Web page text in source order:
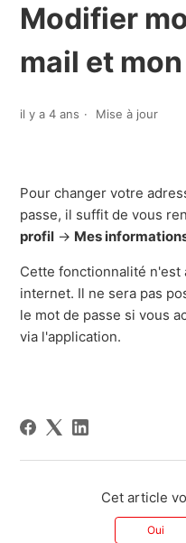
Modifier
mail et
il y a 4 ans Mise à jour
Pour changer votre
passe, il suffit de vous
profil -> Mes
Cette fonctionnalité n'est
internet. Il ne sera pas
le mot de passe si vous
via l'application.
Cet article
Oui